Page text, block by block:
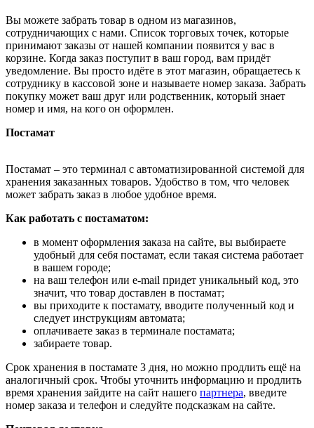
Вы можете забрать товар в одном из магазинов,
сотрудничающих с нами. Список торговых точек, которые
принимают заказы от нашей компании появится у вас в
корзине. Когда заказ поступит в ваш город, вам придёт
уведомление. Вы просто идёте в этот магазин, обращаетесь к
сотруднику в кассовой зоне и называете номер заказа. Забрать
покупку может ваш друг или родственник, который знает
номер и имя, на кого он оформлен.
Постамат
Постамат – это терминал с автоматизированной системой для
хранения заказанных товаров. Удобство в том, что человек
может забрать заказ в любое удобное время.
Как работать с постаматом:
в момент оформления заказа на сайте, вы выбираете
удобный для себя постамат, если такая система работает
в вашем городе;
на ваш телефон или e-mail придет уникальный код, это
значит, что товар доставлен в постамат;
вы приходите к постамату, вводите полученный код и
следует инструкциям автомата;
оплачиваете заказ в терминале постамата;
забираете товар.
Срок хранения в постамате 3 дня, но можно продлить ещё на
аналогичный срок. Чтобы уточнить информацию и продлить
время хранения зайдите на сайт нашего партнера, введите
номер заказа и телефон и следуйте подсказкам на сайте.